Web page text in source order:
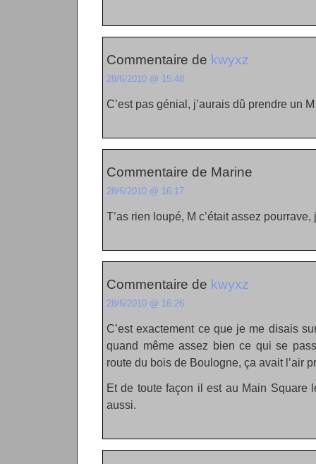
Commentaire de kwyxz
28/6/2010 @ 15:48
C’est pas génial, j’aurais dû prendre un
Commentaire de Marine
28/6/2010 @ 16:17
T’as rien loupé, M c’était assez
Commentaire de kwyxz
28/6/2010 @ 16:26
C’est exactement ce que je me disais
quand même assez bien ce qui se
route du bois de Boulogne, ça avait l’air
Et de toute façon il est au Main Square
aussi.